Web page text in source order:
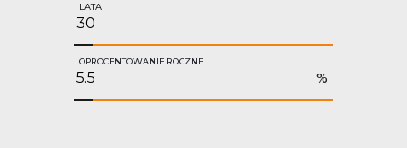
LATA
OPROCENTOWANIE.ROCZNE
%